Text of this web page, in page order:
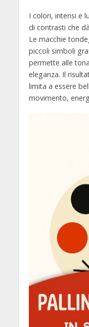
I colori, intensi e
di contrasti che
Le macchie
piccoli simboli
permette alle
eleganza. Il
limita a essere
movimento,